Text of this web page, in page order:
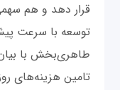
قرار دهد و هم
توسعه با سرعت
طاهری‌بخش با بیان
تامین هزینه‌های